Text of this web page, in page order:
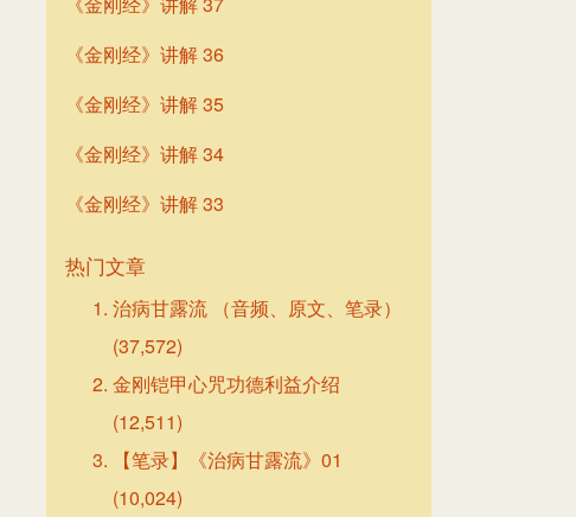
《金刚经》讲解 36
《金刚经》讲解 35
《金刚经》讲解 34
《金刚经》讲解 33
热门文章
治病甘露流 （音频、原文、笔录）
(37,572)
金刚铠甲心咒功德利益介绍
(12,511)
【笔录】《治病甘露流》01
(10,024)